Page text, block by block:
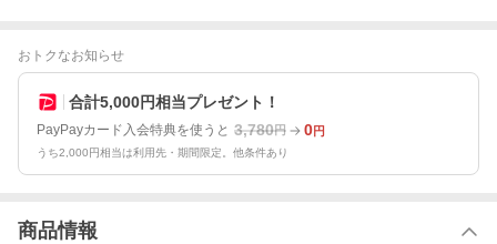
おトクなお知らせ
合計5,000円相当プレゼント！
PayPayカード入会特典を使うと 3,780円 0円
うち2,000円相当は利用先・期間限定。他条件あり
商品情報